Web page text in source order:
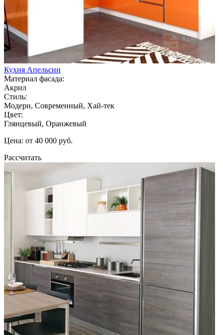
Кухня Апельсин
Материал фасада:
Акрил
Стиль:
Модерн, Современный, Хай-тек
Цвет:
Глянцевый, Оранжевый
Цена: от 40 000 руб.
Рассчитать